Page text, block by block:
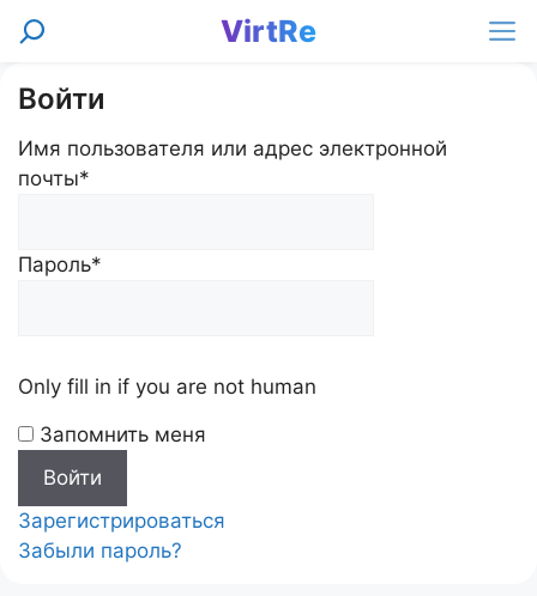
Перейти
VirtRe
Поиск
Войти
Имя пользователя или адрес электронной
почты*
Пароль*
Only fill in if you are not human
Запомнить меня
Зарегистрироваться
Забыли пароль?